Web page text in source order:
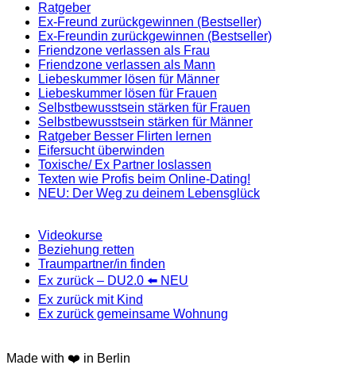
Ratgeber
Ex-Freund zurückgewinnen (Bestseller)
Ex-Freundin zurückgewinnen (Bestseller)
Friendzone verlassen als Frau
Friendzone verlassen als Mann
Liebeskummer lösen für Männer
Liebeskummer lösen für Frauen
Selbstbewusstsein stärken für Frauen
Selbstbewusstsein stärken für Männer
Ratgeber Besser Flirten lernen
Eifersucht überwinden
Toxische/ Ex Partner loslassen
Texten wie Profis beim Online-Dating!
NEU: Der Weg zu deinem Lebensglück
Videokurse
Beziehung retten
Traumpartner/in finden
Ex zurück – DU2.0 ⬅️ NEU
Ex zurück mit Kind
Ex zurück gemeinsame Wohnung
Made with ❤️ in Berlin